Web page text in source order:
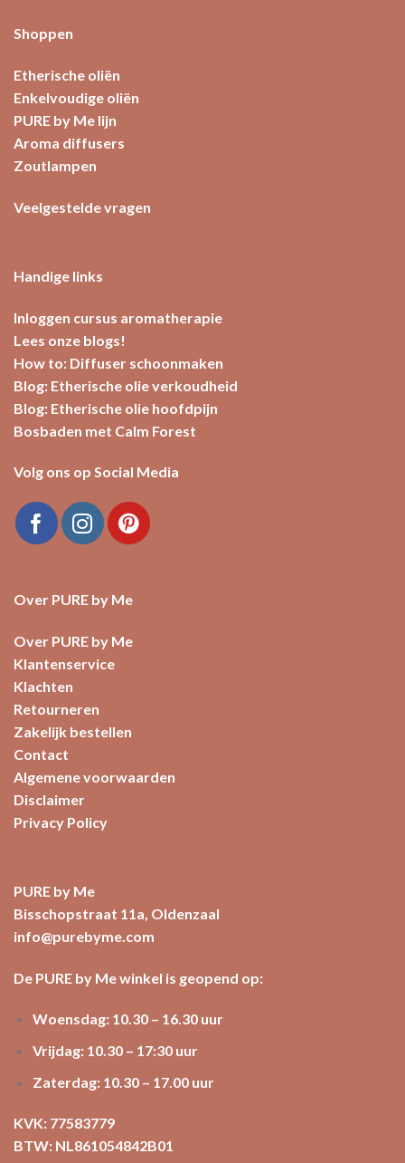
Shoppen
Etherische oliën
Enkelvoudige oliën
PURE by Me lijn
Aroma diffusers
Zoutlampen
Veelgestelde vragen
Handige links
Inloggen cursus aromatherapie
Lees onze blogs!
How to: Diffuser schoonmaken
Blog: Etherische olie verkoudheid
Blog: Etherische olie hoofdpijn
Bosbaden met Calm Forest
Volg ons op Social Media
Over PURE by Me
Over PURE by Me
Klantenservice
Klachten
Retourneren
Zakelijk bestellen
Contact
Algemene voorwaarden
Disclaimer
Privacy Policy
PURE by Me
Bisschopstraat 11a, Oldenzaal
info@purebyme.com
De PURE by Me winkel is geopend op:
Woensdag: 10.30 – 16.30 uur
Vrijdag: 10.30 – 17:30 uur
Zaterdag: 10.30 – 17.00 uur
KVK: 77583779
BTW: NL861054842B01